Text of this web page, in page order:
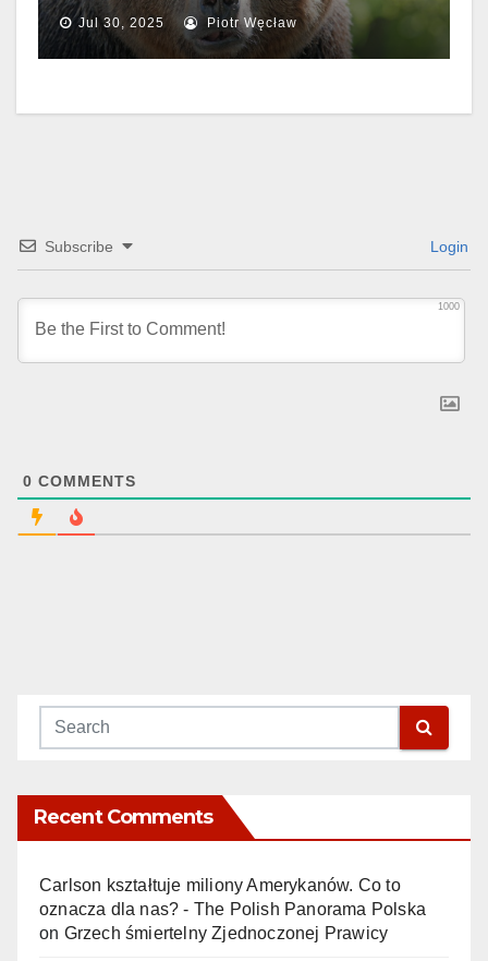
Jul 30, 2025 Piotr Węcław
Subscribe Login
1000
0 COMMENTS
Recent Comments
Carlson kształtuje miliony Amerykanów. Co to
oznacza dla nas? - The Polish Panorama Polska
on Grzech śmiertelny Zjednoczonej Prawicy